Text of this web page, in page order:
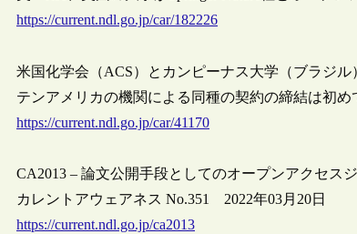
https://current.ndl.go.jp/car/182226
米国化学会（ACS）とカンピーナス大学（ブラジ
テンアメリカの機関による同種の契約の締結は初め
https://current.ndl.go.jp/car/41170
CA2013 – 論文公開手段としてのオープンアクセス
カレントアウェアネス No.351 2022年03月20日
https://current.ndl.go.jp/ca2013